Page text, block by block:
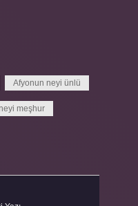
Afyonun neyi ünlü
meşhur